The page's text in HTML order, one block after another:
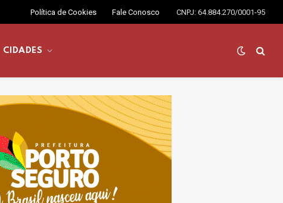
Política de Cookies Fale Conosco CNPJ: 64.884.270/0001-95
CIDADES